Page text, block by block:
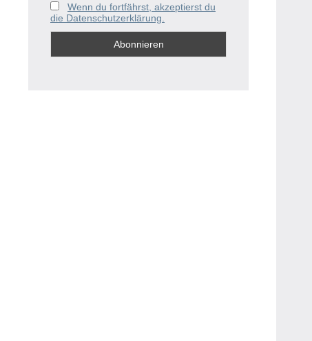
Wenn du fortfährst, akzeptierst du
die Datenschutzerklärung.